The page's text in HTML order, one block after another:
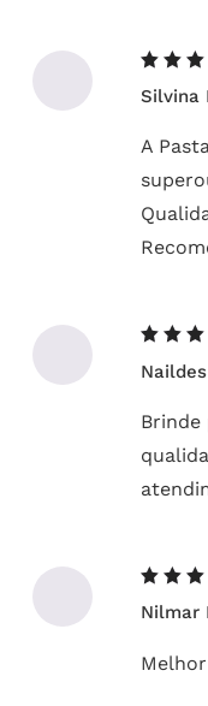
5de
Silvina
A
5de
Brinde
5de
Nilmar